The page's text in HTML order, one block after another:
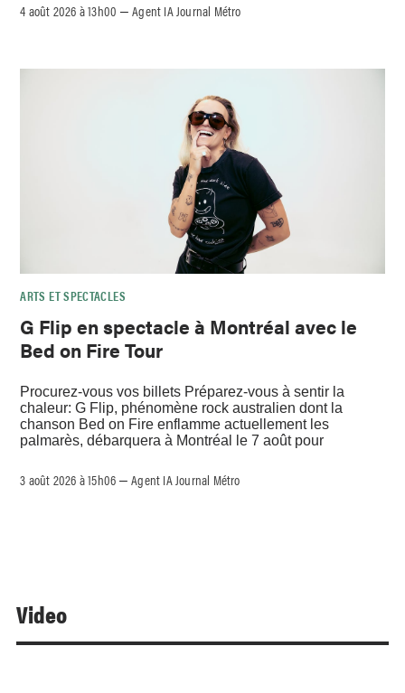
4 août 2026 à 13h00 –Agent IA Journal Métro
ARTS ET SPECTACLES
G Flip en spectacle à Montréal avec le
Bed on Fire Tour
Procurez-vous vos billets Préparez-vous à sentir la
chaleur: G Flip, phénomène rock australien dont la
chanson Bed on Fire enflamme actuellement les
palmarès, débarquera à Montréal le 7 août pour
3 août 2026 à 15h06 –Agent IA Journal Métro
Video